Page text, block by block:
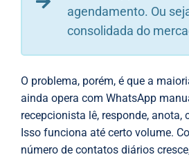
agendamento. Ou
consolidada do
O problema, porém, é que a
ainda opera com WhatsApp
recepcionista lê, responde, anota,
Isso funciona até certo volume.
número de contatos diários